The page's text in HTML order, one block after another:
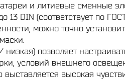
и литиевые сменные
13 DIN (соответствует по
можно точно
низкая) позволяет
условий внешнего
высокая